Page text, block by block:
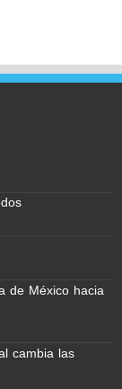
de México hacia
cambia las